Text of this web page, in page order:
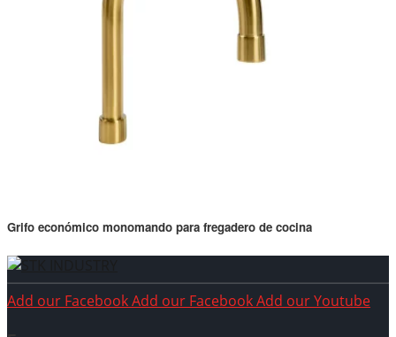
Grifo económico monomando para fregadero de cocina
Add our FacebookAdd our FacebookAdd our Youtube